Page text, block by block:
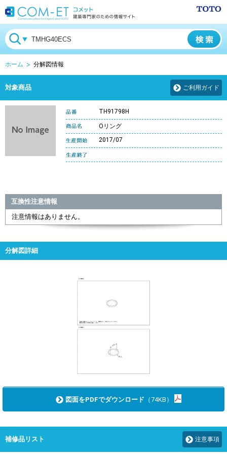
ホーム 分解図情報
対象商品 ご利用ガイド
TH91798H
Oリング
2017/07
互換性注意情報
注意情報はありません。
分解図詳細
図面をPDFでダウンロード （74KB）
補修品リスト 注意事項